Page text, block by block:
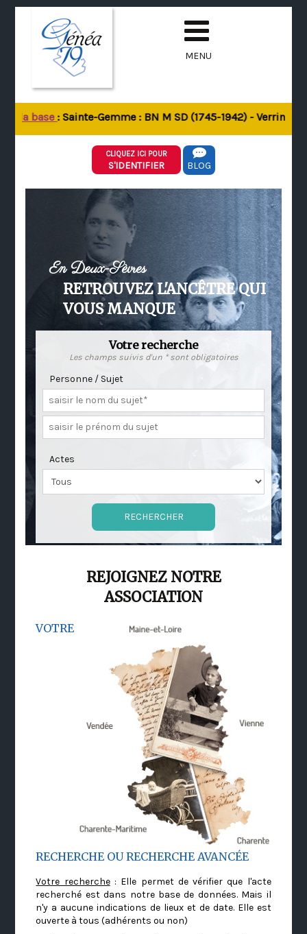
MENU
la base: Sainte-Gemme : BN M SD (1745-1942) - Verrines-
CLIQUEZ ICI POUR
S'IDENTIFIER BLOG
En Deux-Sèvres
RETROUVEZ L'ANCÊTRE QUI
VOUS MANQUE
Votre recherche
Les champs suivis d'un * sont obligatoires
Personne / Sujet
Actes
REJOIGNEZ NOTRE
ASSOCIATION
VOTRE
RECHERCHE OU RECHERCHE AVANCÉE
Votre recherche: Elle permet de vérifier que l'acte
recherché est dans notre base de données. Mais il
n'y a aucune indications de lieux et de date. Elle est
ouverte à tous (adhérents ou non)